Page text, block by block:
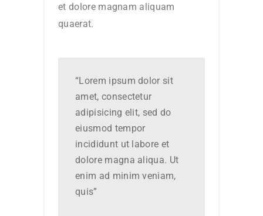
et dolore magnam aliquam
quaerat.
“Lorem ipsum dolor sit
amet, consectetur
adipisicing elit, sed do
eiusmod tempor
incididunt ut labore et
dolore magna aliqua. Ut
enim ad minim veniam,
quis”